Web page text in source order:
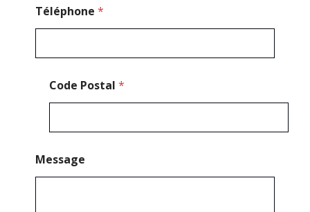
Téléphone *
Code Postal *
Message